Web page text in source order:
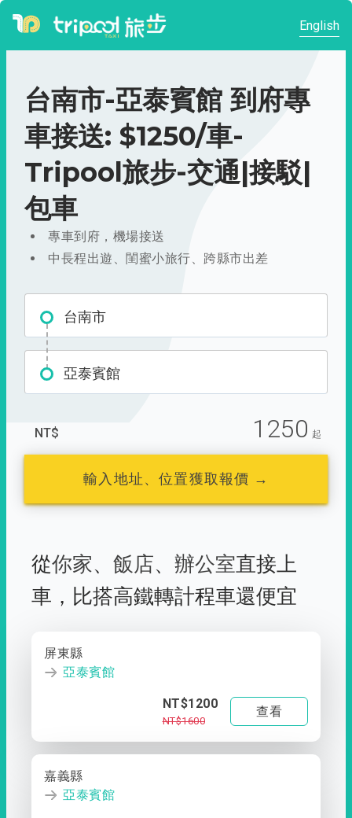
English
台南市-亞泰賓館 到府專
車接送: $1250/車-
Tripool旅步-交通|接駁|
包車
專車到府，機場接送
中長程出遊、閨蜜小旅行、跨縣市出差
台南市
亞泰賓館
NT$ 1250 起
輸入地址、位置獲取報價 →
從你家、 飯店、 辦公室直接上
車， 比搭高鐵轉計程車還便宜
屏東縣
亞泰賓館
NT$1200
NT$1600
查看
嘉義縣
亞泰賓館